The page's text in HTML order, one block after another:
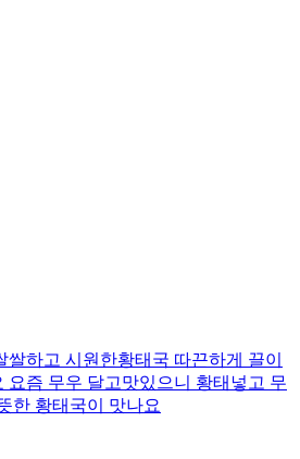
하고 시원한황태국 따끈하게 끌이
요즘 무우 달고맛있으니 황태넣고 무
한 황태국이 맛나요